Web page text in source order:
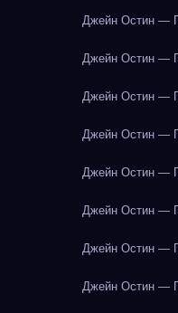
Джейн Остин —
Джейн Остин —
Джейн Остин —
Джейн Остин —
Джейн Остин —
Джейн Остин —
Джейн Остин —
Джейн Остин —